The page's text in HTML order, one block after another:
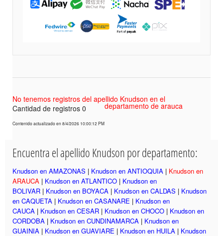
No tenemos registros del apellido Knudson en el
departamento de arauca
Cantidad de registros 0
Contenido actualizado en 8/4/2026 10:00:12 PM
Encuentra el apellido Knudson por departamento:
Knudson en AMAZONAS | Knudson en ANTIOQUIA | Knudson en
ARAUCA | Knudson en ATLANTICO | Knudson en
BOLIVAR | Knudson en BOYACA | Knudson en CALDAS | Knudson
en CAQUETA | Knudson en CASANARE | Knudson en
CAUCA | Knudson en CESAR | Knudson en CHOCO | Knudson en
CORDOBA | Knudson en CUNDINAMARCA | Knudson en
GUAINIA | Knudson en GUAVIARE | Knudson en HUILA | Knudson